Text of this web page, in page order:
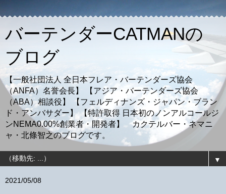
バーテンダーCATMANの
ブログ
【一般社団法人 全日本フレア・バーテンダーズ協会
（ANFA）名誉会長】 【アジア・バーテンダーズ協会
（ABA）相談役】 【フェルディナンズ・ジャパン・ブラン
ド・アンバサダー】 【特許取得 日本初のノンアルコールジ
ンNEMA0.00%創業者・開発者】 カクテルバー・ネマニ
ャ・北條智之のブログです。
▼
2021/05/08